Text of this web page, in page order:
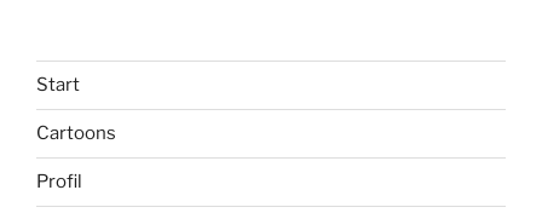
Start
Cartoons
Profil